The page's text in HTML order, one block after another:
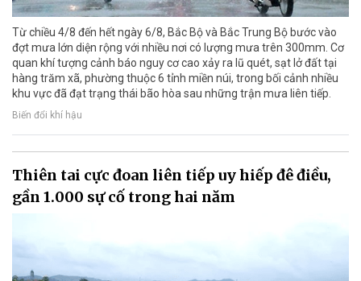
Từ chiều 4/8 đến hết ngày 6/8, Bắc Bộ và Bắc Trung Bộ bước vào
đợt mưa lớn diện rộng với nhiều nơi có lượng mưa trên 300mm. Cơ
quan khí tượng cảnh báo nguy cơ cao xảy ra lũ quét, sạt lở đất tại
hàng trăm xã, phường thuộc 6 tỉnh miền núi, trong bối cảnh nhiều
khu vực đã đạt trạng thái bão hòa sau những trận mưa liên tiếp.
Biến đổi khí hậu
Thiên tai cực đoan liên tiếp uy hiếp đê điều,
gần 1.000 sự cố trong hai năm